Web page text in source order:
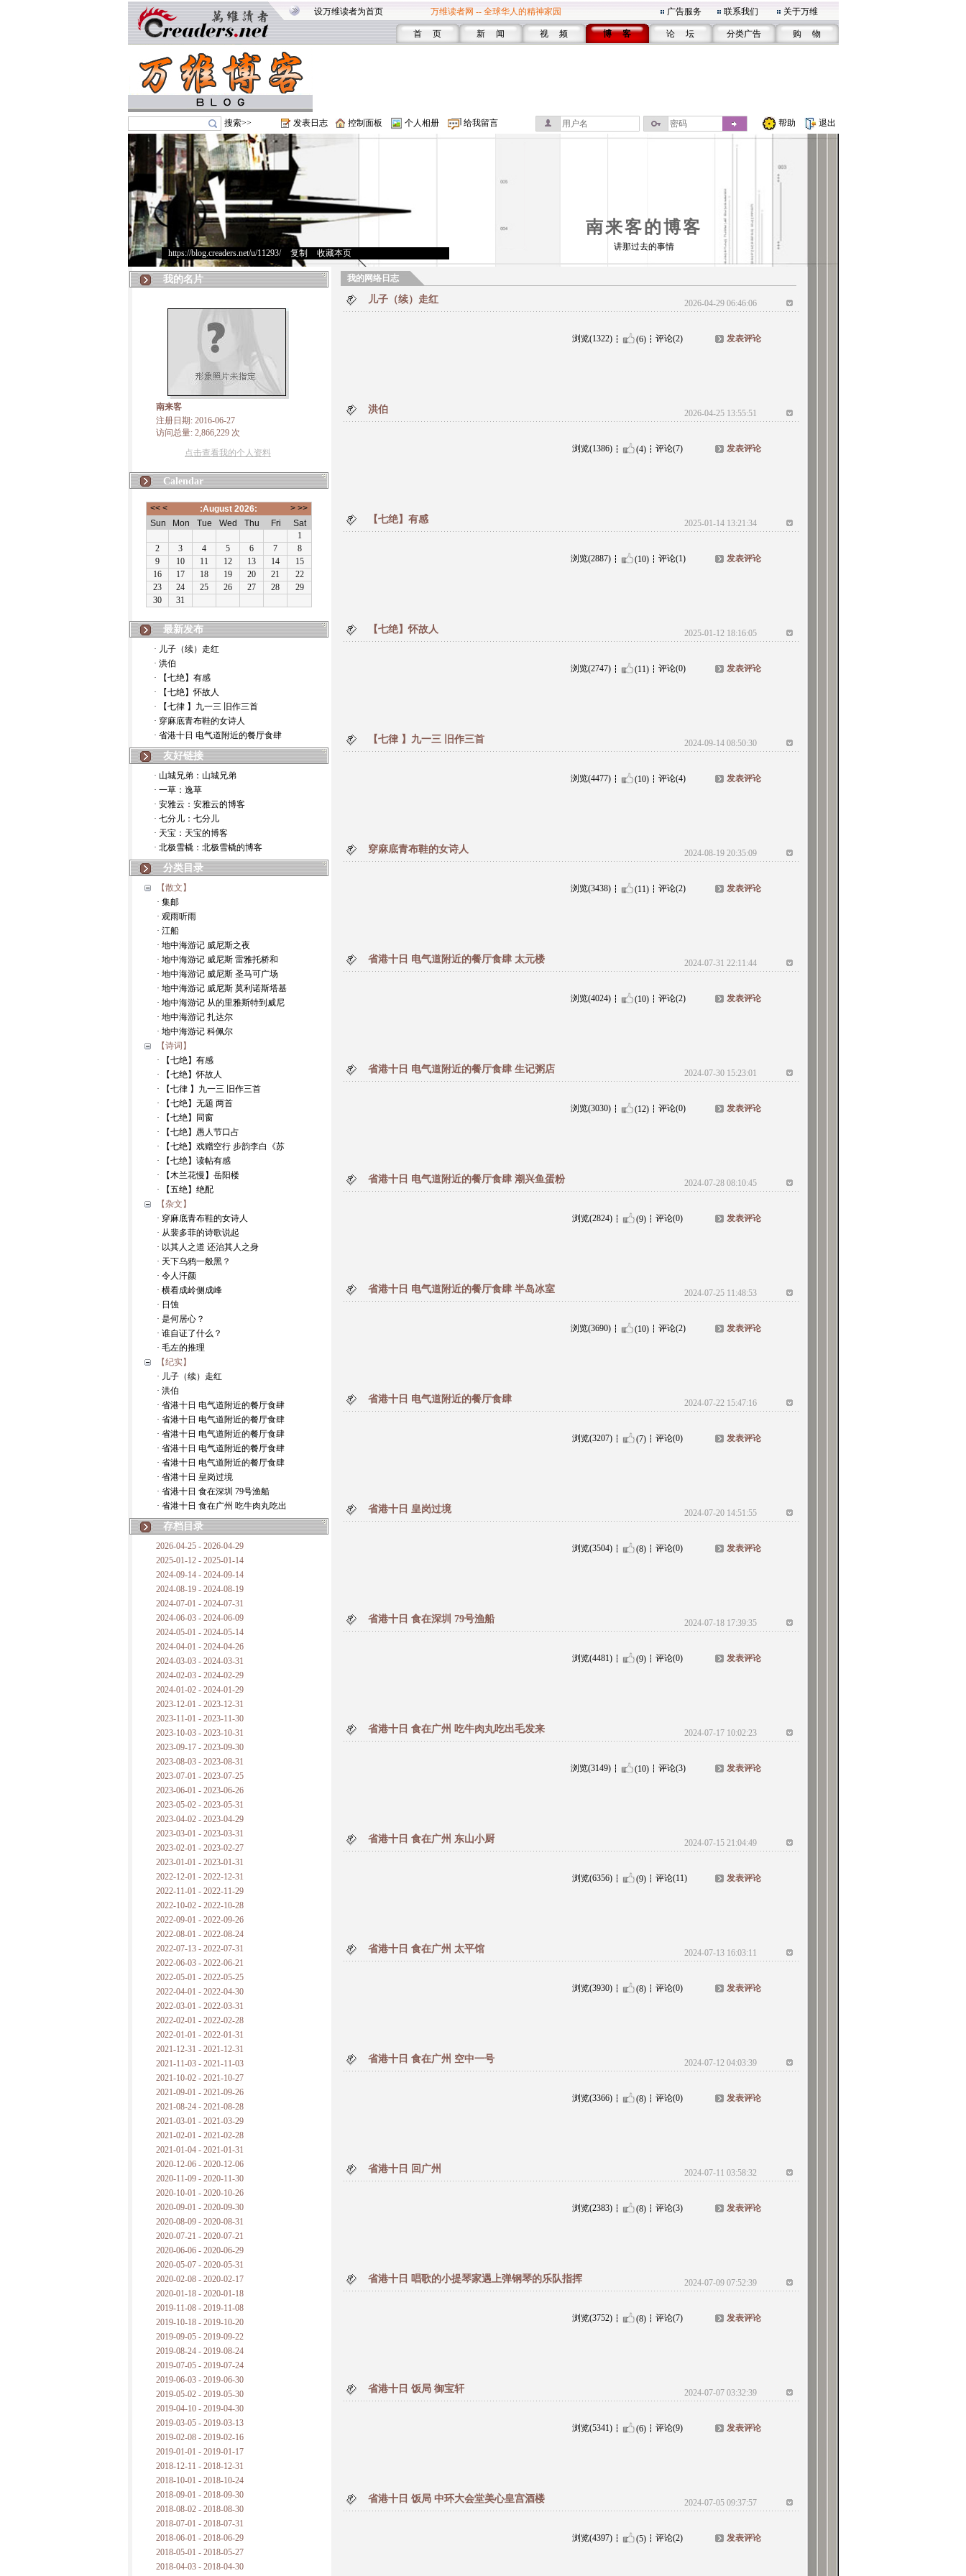
设万维读者为首页 万维读者网 -- 全球华人的精神家园 广告服务 联系我们 关于万维
首 页 新 闻 视 频 博 客 论 坛 分类广告 购 物
搜索>> 发表日志 控制面板 个人相册 给我留言 帮助 退出
南来客的博客
https://blog.creaders.net/u/11293/> 复制 收藏本页
讲那过去的事情
我的名片
南来客
注册日期: 2016-06-27
访问总量: 2,866,229 次
点击查看我的个人资料
Calendar
最新发布
· 儿子（续）走红
· 洪伯
· 【七绝】有感
· 【七绝】怀故人
· 【七律 】九一三 旧作三首
· 穿麻底青布鞋的女诗人
· 省港十日 电气道附近的餐厅食肆
友好链接
· 山城兄弟：山城兄弟
· 一草：逸草
· 安雅云：安雅云的博客
· 七分儿：七分儿
· 天宝：天宝的博客
· 北极雪橇：北极雪橇的博客
分类目录
【散文】
· 集邮
· 观雨听雨
· 江船
· 地中海游记 威尼斯之夜
· 地中海游记 威尼斯 雷雅托桥和
· 地中海游记 威尼斯 圣马可广场
· 地中海游记 威尼斯 莫利诺斯塔基
· 地中海游记 从的里雅斯特到威尼
· 地中海游记 扎达尔
· 地中海游记 科佩尔
【诗词】
· 【七绝】有感
· 【七绝】怀故人
· 【七律 】九一三 旧作三首
· 【七绝】无题 两首
· 【七绝】同窗
· 【七绝】愚人节口占
· 【七绝】戏赠空行 步韵李白《苏
· 【七绝】读帖有感
· 【木兰花慢】岳阳楼
· 【五绝】绝配
【杂文】
· 穿麻底青布鞋的女诗人
· 从裴多菲的诗歌说起
· 以其人之道 还治其人之身
· 天下乌鸦一般黑？
· 令人汗颜
· 横看成岭侧成峰
· 日蚀
· 是何居心？
· 谁自证了什么？
· 毛左的推理
【纪实】
· 儿子（续）走红
· 洪伯
· 省港十日 电气道附近的餐厅食肆
· 省港十日 电气道附近的餐厅食肆
· 省港十日 电气道附近的餐厅食肆
· 省港十日 电气道附近的餐厅食肆
· 省港十日 电气道附近的餐厅食肆
· 省港十日 皇岗过境
· 省港十日 食在深圳 79号渔船
· 省港十日 食在广州 吃牛肉丸吃出
存档目录
2026-04-25 - 2026-04-29
2025-01-12 - 2025-01-14
2024-09-14 - 2024-09-14
2024-08-19 - 2024-08-19
2024-07-01 - 2024-07-31
2024-06-03 - 2024-06-09
2024-05-01 - 2024-05-14
2024-04-01 - 2024-04-26
2024-03-03 - 2024-03-31
2024-02-03 - 2024-02-29
2024-01-02 - 2024-01-29
2023-12-01 - 2023-12-31
2023-11-01 - 2023-11-30
2023-10-03 - 2023-10-31
2023-09-17 - 2023-09-30
2023-08-03 - 2023-08-31
2023-07-01 - 2023-07-25
2023-06-01 - 2023-06-26
2023-05-02 - 2023-05-31
2023-04-02 - 2023-04-29
2023-03-01 - 2023-03-31
2023-02-01 - 2023-02-27
2023-01-01 - 2023-01-31
2022-12-01 - 2022-12-31
2022-11-01 - 2022-11-29
2022-10-02 - 2022-10-28
2022-09-01 - 2022-09-26
2022-08-01 - 2022-08-24
2022-07-13 - 2022-07-31
2022-06-03 - 2022-06-21
2022-05-01 - 2022-05-25
2022-04-01 - 2022-04-30
2022-03-01 - 2022-03-31
2022-02-01 - 2022-02-28
2022-01-01 - 2022-01-31
2021-12-31 - 2021-12-31
2021-11-03 - 2021-11-03
2021-10-02 - 2021-10-27
2021-09-01 - 2021-09-26
2021-08-24 - 2021-08-28
2021-03-01 - 2021-03-29
2021-02-01 - 2021-02-28
2021-01-04 - 2021-01-31
2020-12-06 - 2020-12-06
2020-11-09 - 2020-11-30
2020-10-01 - 2020-10-26
2020-09-01 - 2020-09-30
2020-08-09 - 2020-08-31
2020-07-21 - 2020-07-21
2020-06-06 - 2020-06-29
2020-05-07 - 2020-05-31
2020-02-08 - 2020-02-17
2020-01-18 - 2020-01-18
2019-11-08 - 2019-11-08
2019-10-18 - 2019-10-20
2019-09-05 - 2019-09-22
2019-08-24 - 2019-08-24
2019-07-05 - 2019-07-24
2019-06-03 - 2019-06-30
2019-05-02 - 2019-05-30
2019-04-10 - 2019-04-30
2019-03-05 - 2019-03-13
2019-02-08 - 2019-02-16
2019-01-01 - 2019-01-17
2018-12-11 - 2018-12-31
2018-10-01 - 2018-10-24
2018-09-01 - 2018-09-30
2018-08-02 - 2018-08-30
2018-07-01 - 2018-07-31
2018-06-01 - 2018-06-29
2018-05-01 - 2018-05-27
2018-04-03 - 2018-04-30
我的网络日志
儿子（续）走红 2026-04-29 06:46:06
浏览(1322) (6) 评论(2) 发表评论
洪伯 2026-04-25 13:55:51
浏览(1386) (4) 评论(7) 发表评论
【七绝】有感 2025-01-14 13:21:34
浏览(2887) (10) 评论(1) 发表评论
【七绝】怀故人 2025-01-12 18:16:05
浏览(2747) (11) 评论(0) 发表评论
【七律 】九一三 旧作三首 2024-09-14 08:50:30
浏览(4477) (10) 评论(4) 发表评论
穿麻底青布鞋的女诗人 2024-08-19 20:35:09
浏览(3438) (11) 评论(2) 发表评论
省港十日 电气道附近的餐厅食肆 太元楼 2024-07-31 22:11:44
浏览(4024) (10) 评论(2) 发表评论
省港十日 电气道附近的餐厅食肆 生记粥店 2024-07-30 15:23:01
浏览(3030) (12) 评论(0) 发表评论
省港十日 电气道附近的餐厅食肆 潮兴鱼蛋粉 2024-07-28 08:10:45
浏览(2824) (9) 评论(0) 发表评论
省港十日 电气道附近的餐厅食肆 半岛冰室 2024-07-25 11:48:53
浏览(3690) (10) 评论(2) 发表评论
省港十日 电气道附近的餐厅食肆 2024-07-22 15:47:16
浏览(3207) (7) 评论(0) 发表评论
省港十日 皇岗过境 2024-07-20 14:51:55
浏览(3504) (8) 评论(0) 发表评论
省港十日 食在深圳 79号渔船 2024-07-18 17:39:35
浏览(4481) (9) 评论(0) 发表评论
省港十日 食在广州 吃牛肉丸吃出毛发来 2024-07-17 10:02:23
浏览(3149) (10) 评论(3) 发表评论
省港十日 食在广州 东山小厨 2024-07-15 21:04:49
浏览(6356) (9) 评论(11) 发表评论
省港十日 食在广州 太平馆 2024-07-13 16:03:11
浏览(3930) (8) 评论(0) 发表评论
省港十日 食在广州 空中一号 2024-07-12 04:03:39
浏览(3366) (8) 评论(0) 发表评论
省港十日 回广州 2024-07-11 03:58:32
浏览(2383) (8) 评论(3) 发表评论
省港十日 唱歌的小提琴家遇上弹钢琴的乐队指挥 2024-07-09 07:52:39
浏览(3752) (8) 评论(7) 发表评论
省港十日 饭局 御宝轩 2024-07-07 03:32:39
浏览(5341) (6) 评论(9) 发表评论
省港十日 饭局 中环大会堂美心皇宫酒楼 2024-07-05 09:37:57
浏览(4397) (5) 评论(2) 发表评论